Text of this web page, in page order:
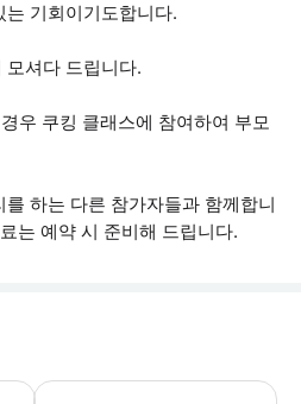
기회이기도합니다.
모셔다 드립니다.
우 쿠킹 클래스에 참여하여 부모
하는 다른 참가자들과 함께합니
는 예약 시 준비해 드립니다.
이 쿠킹 클래스는 육류 요리를 하는